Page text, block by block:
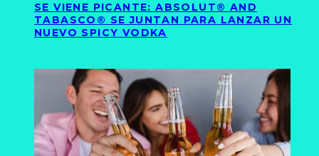
SE VIENE PICANTE: ABSOLUT® AND
TABASCO® SE JUNTAN PARA LANZAR UN
NUEVO SPICY VODKA